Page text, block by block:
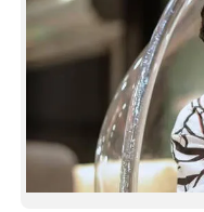
INFO+
ASTRO